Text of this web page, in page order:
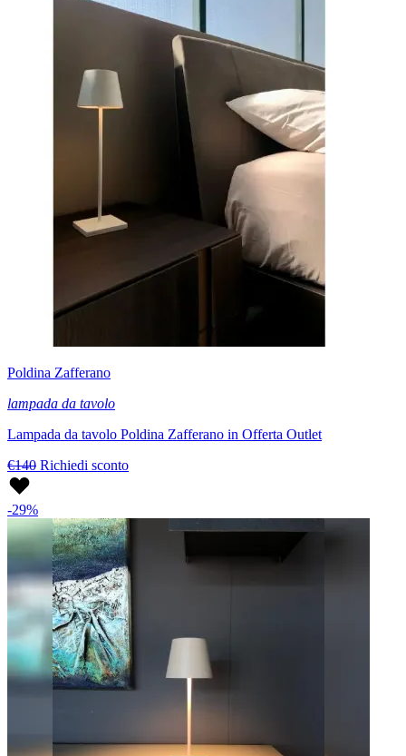
Poldina Zafferano
lampada da tavolo
Lampada da tavolo Poldina Zafferano in Offerta Outlet
€140 Richiedi sconto
-29%